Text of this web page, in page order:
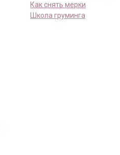
Как снять мерки
Школа груминга